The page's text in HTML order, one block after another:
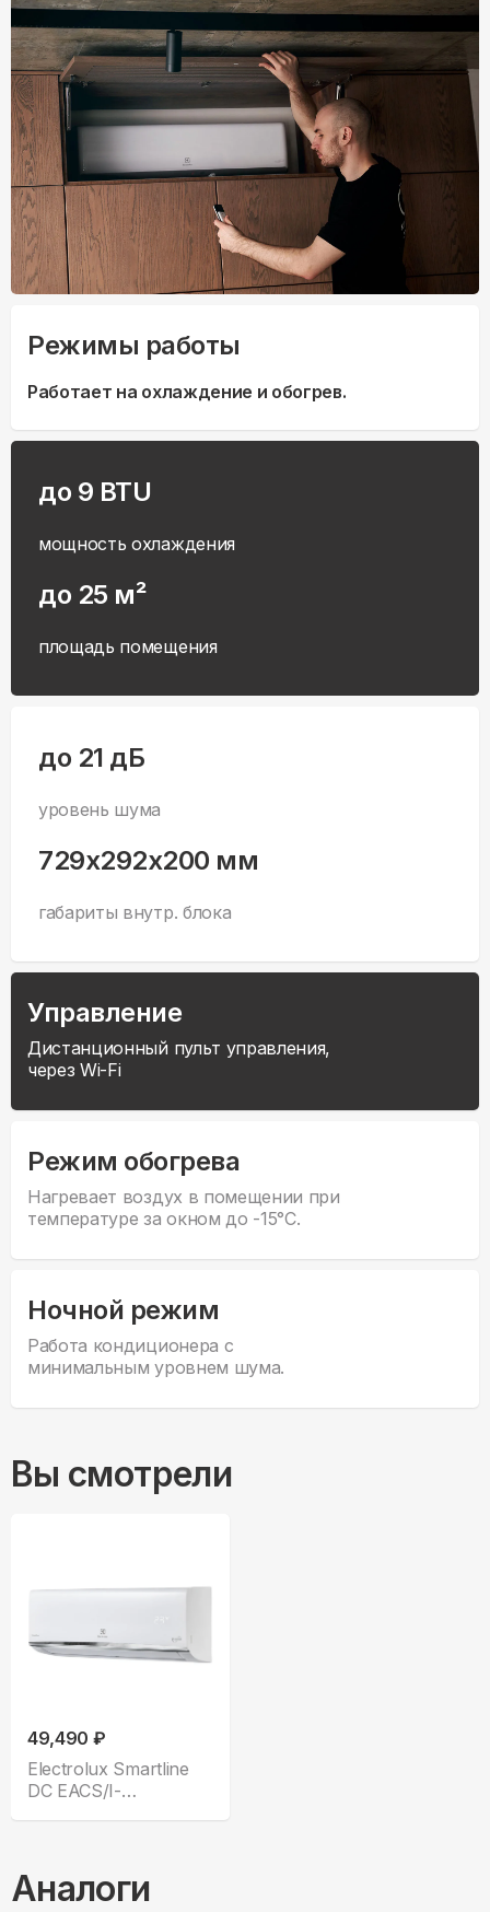
Режимы работы
Работает на охлаждение и обогрев.
до 9 BTU
мощность охлаждения
до 25 м²
площадь помещения
до 21 дБ
уровень шума
729x292x200 мм
габариты внутр. блока
Управление
Дистанционный пульт управления,
через Wi-Fi
Режим обогрева
Нагревает воздух в помещении при
температуре за окном до -15°С.
Ночной режим
Работа кондиционера с
минимальным уровнем шума.
Вы смотрели
49,490 ₽
Electrolux Smartline
DC EACS/I-
Аналоги